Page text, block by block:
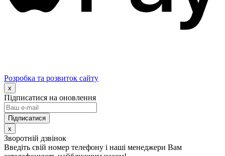
Розробка та розвиток сайту
x
Підписатися на оновлення
x
Зворотній дзвінок
Введіть свій номер телефону і наші менеджери Вам